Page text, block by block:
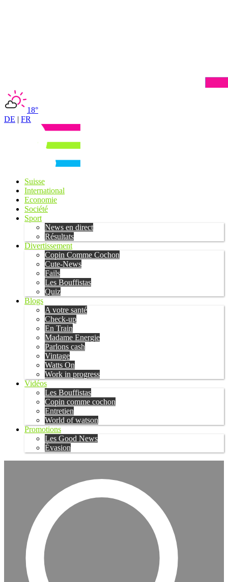
18°
DE | FR
Suisse
International
Economie
Société
Sport
News en direct
Résultats
Divertissement
Copin Comme Cochon
Cute-News
Fails
Les Bouffistas
Quiz
Blogs
A votre santé
Check-up
En Train
Madame Energie
Parlons cash
Vintage
Watts On
Work in progress
Vidéos
Les Bouffistas
Copin comme cochon
Entretien
World of watson
Promotions
Les Good News
Évasion